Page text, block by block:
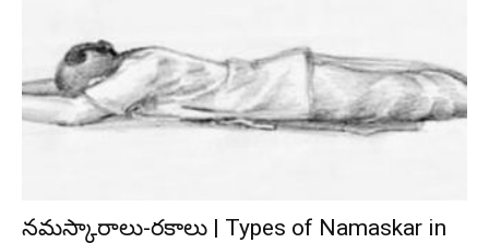
నమస్కారాలు-రకాలు | Types of Namaskar in